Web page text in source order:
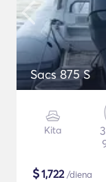
Sacs 875 S
Kita
$1,722/diena